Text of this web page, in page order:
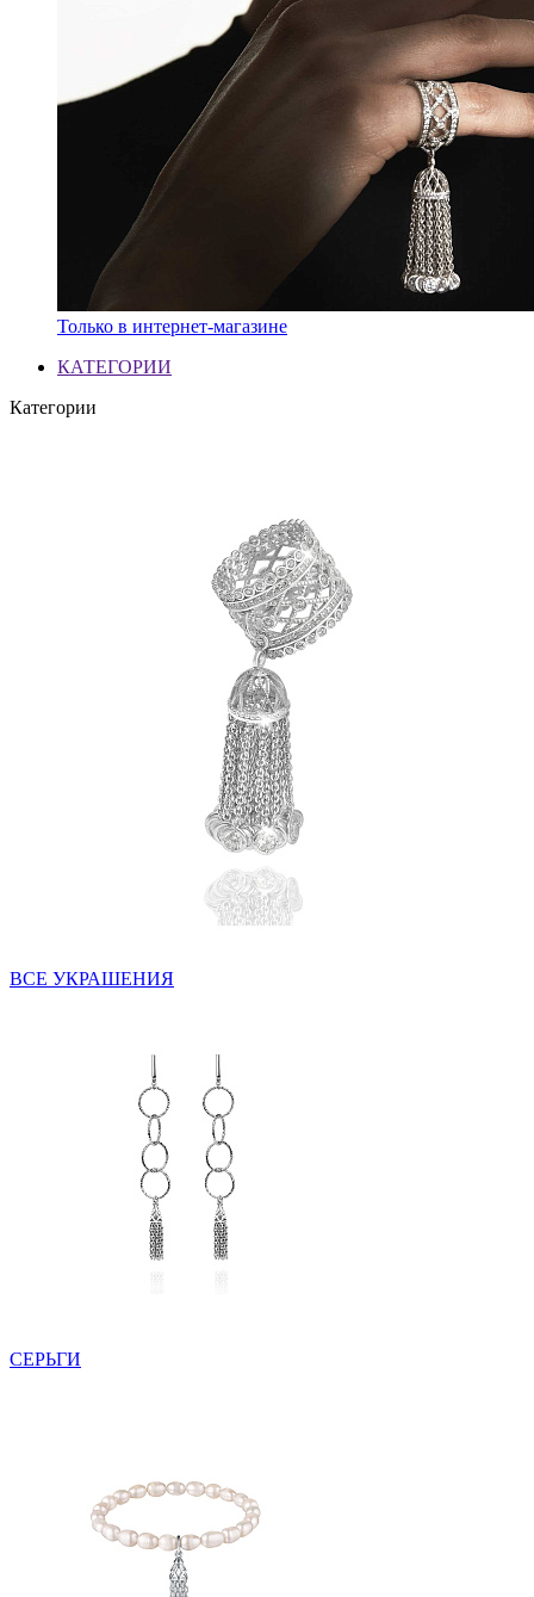
Только в интернет-магазине
КАТЕГОРИИ
Категории
ВСЕ УКРАШЕНИЯ
СЕРЬГИ